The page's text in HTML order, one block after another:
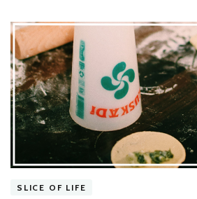
SLICE OF LIFE